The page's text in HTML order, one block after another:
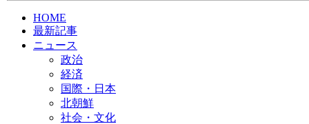
HOME
最新記事
ニュース
政治
経済
国際・日本
北朝鮮
社会・文化